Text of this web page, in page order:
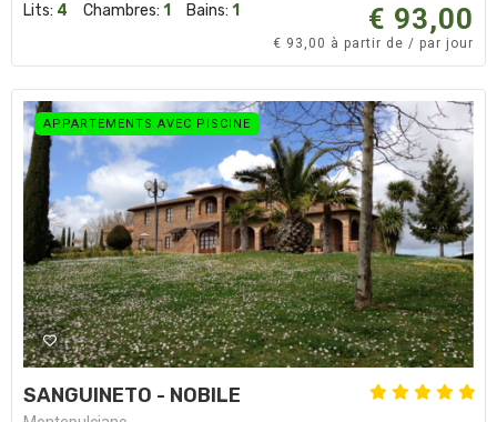
Lits: 4 Chambres: 1 Bains: 1 € 93,00
€ 93,00 à partir de / par jour
APPARTEMENTS AVEC PISCINE
SANGUINETO - NOBILE